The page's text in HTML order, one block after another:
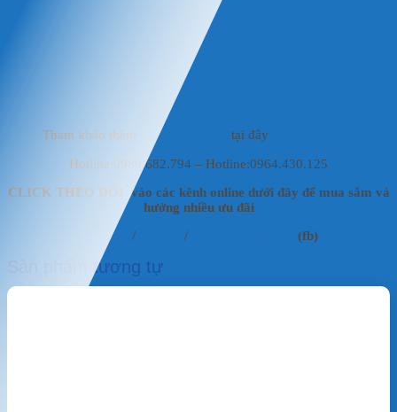
Sản phẩm đảm bảo là sản phẩm chính hãng, đạt chất
Khách hàng được kiểm tra sản phẩm trước khi giao
Giao hàng nhanh chóng, linh hoạt cho các khách hàng
Thanh toán linh hoạt.
Tham khảo thêm Phụ kiện hồ koi tại đây
Hotline:0989.682.794 – Hotline:0964.430.125
CLICK THEO DÕI vào các kênh online dưới đây để mua sắm và
hưởng nhiều ưu đãi
Fanpage
/ / (fb)
Sản phẩm tương tự